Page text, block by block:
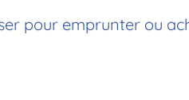
pour emprunter ou